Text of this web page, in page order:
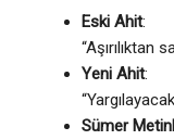
Eski Ahit:
“Aşırılıktan
Yeni Ahit:
Sümer